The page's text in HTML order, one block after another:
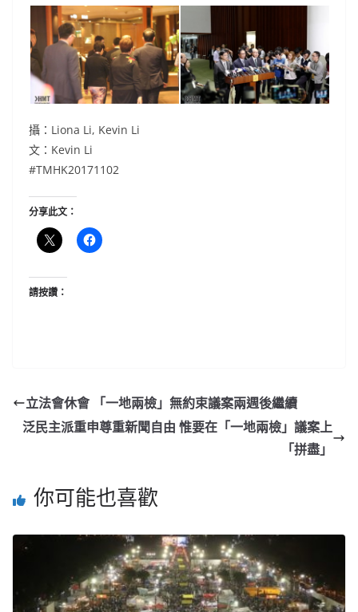
攝：Liona Li, Kevin Li
文：Kevin Li
#TMHK20171102
分享此文：
請按讚：
立法會休會 「一地兩檢」無約束議案兩週後繼續
泛民主派重申尊重新聞自由 惟要在「一地兩檢」議案上
「拼盡」
你可能也喜歡